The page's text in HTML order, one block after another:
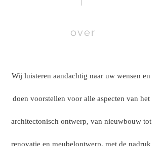
over
​Wij luisteren aandachtig naar uw wensen en
doen voorstellen voor alle aspecten van het
architectonisch ontwerp, van nieuwbouw tot
renovatie en meubelontwerp, met de nadruk